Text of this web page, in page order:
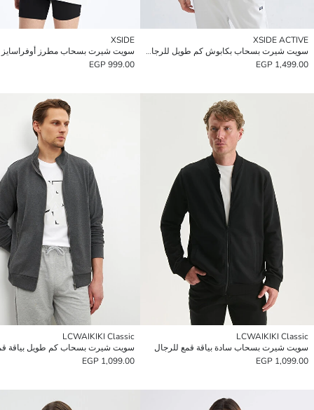
XSIDE ACTIVE
سويت شيرت بسحاب بكابوش كم طويل للرجال
1,499.00 EGP
XSIDE
999.00 EGP
LCWAIKIKI Classic
سويت شيرت بسحاب سادة بياقة قمع للرجال
1,099.00 EGP
LCWAIKIKI Classic
1,099.00 EGP